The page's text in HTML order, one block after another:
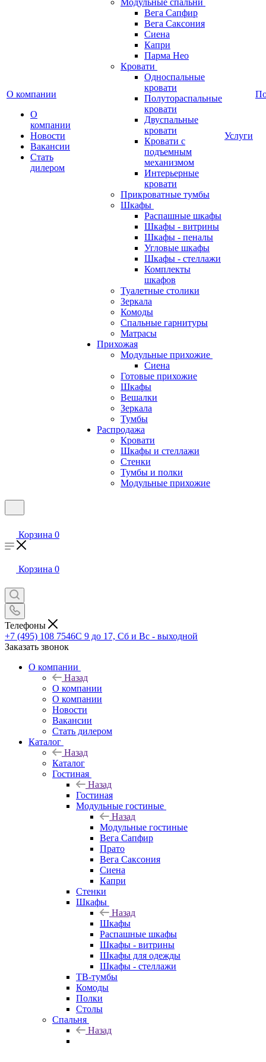
О компании
О
компании
Новости
Вакансии
Стать
дилером
Модульные спальни
Вега Сапфир
Вега Саксония
Сиена
Капри
Парма Нео
Кровати
Односпальные
кровати
Полутораспальные
кровати
Двуспальные
кровати
Кровати с
подъемным
механизмом
Интерьерные
кровати
Прикроватные тумбы
Шкафы
Распашные шкафы
Шкафы - витрины
Шкафы - пеналы
Угловые шкафы
Шкафы - стеллажи
Комплекты
шкафов
Туалетные столики
Зеркала
Комоды
Спальные гарнитуры
Матрасы
Прихожая
Модульные прихожие
Сиена
Готовые прихожие
Шкафы
Вешалки
Зеркала
Тумбы
Распродажа
Кровати
Шкафы и стеллажи
Стенки
Тумбы и полки
Модульные прихожие
Услуги
Корзина 0
Корзина 0
Телефоны
+7 (495) 108 7546С 9 до 17, Сб и Вс - выходной
Заказать звонок
О компании
Назад
О компании
О компании
Новости
Вакансии
Стать дилером
Каталог
Назад
Каталог
Гостиная
Назад
Гостиная
Модульные гостиные
Назад
Модульные гостиные
Вега Сапфир
Прато
Вега Саксония
Сиена
Капри
Стенки
Шкафы
Назад
Шкафы
Распашные шкафы
Шкафы - витрины
Шкафы для одежды
Шкафы - стеллажи
ТВ-тумбы
Комоды
Полки
Столы
Спальня
Назад